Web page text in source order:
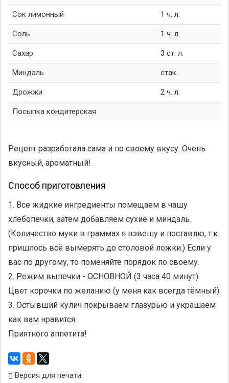
Сок лимонный 1 ч. л.
Соль 1 ч. л.
Сахар 3 ст. л.
Миндаль стак.
Дрожжи 2 ч. л.
Посыпка кондитерская
Рецепт разработала сама и по своему вкусу. Очень
вкусный, ароматный!
Способ приготовления
1. Все жидкие ингредиенты помещаем в чашу
хлебопечки, затем добавляем сухие и миндаль.
(Количество муки в граммах я взвешу и поставлю, т.к.
пришлось всё вымерять до столовой ложки.) Если у
вас по другому, то поменяйте порядок по своему.
2. Режим выпечки - ОСНОВНОЙ (3 часа 40 минут).
Цвет корочки по желанию (у меня как всегда тёмный).
3. Остывший кулич покрываем глазурью и украшаем
как вам нравится.
Приятного аппетита!
Версия для печати